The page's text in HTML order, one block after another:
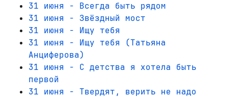
31 июня - Всегда быть рядом
31 июня - Звёздный мост
31 июня - Ищу тебя
31 июня - Ищу тебя (Татьяна
Анциферова)
31 июня - С детства я хотела быть
первой
31 июня - Твердят, верить не надо